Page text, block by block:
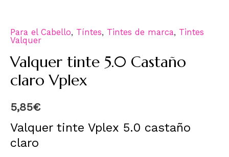
Para el Cabello, Tíntes, Tintes de marca, Tintes
Valquer
Valquer tinte 5.0 Castaño
claro Vplex
5,85€
Valquer tinte Vplex 5.0 castaño
claro